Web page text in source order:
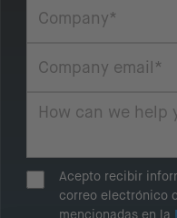
Acepto recibir
correo electrónico
mencionadas en la